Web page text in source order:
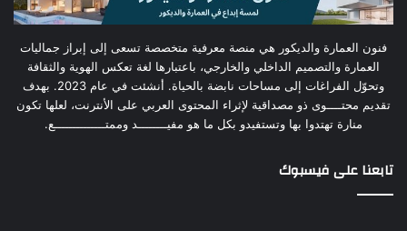
فنون العمارة والديكور هي منصة معرفية متخصصة تسعى إلى إبراز جماليات
العمارة والتصميم الداخلي والخارجي، باعتبارها لغة تعكس الهوية والثقافة
وتحوّل الفراغات إلى مساحات نابضة بالحياة. أنشئت في عام 2023. بهدف
تقديم محتــــوى ذو مصداقية لإثراء المحتوى العربي على الأنترنت، لعلها تكون
منارة تهتدوا بها وتستفيدو بكل ما هو مفيــــــــد وممتــــــــــــــع.
تابعنا على فيسبوك